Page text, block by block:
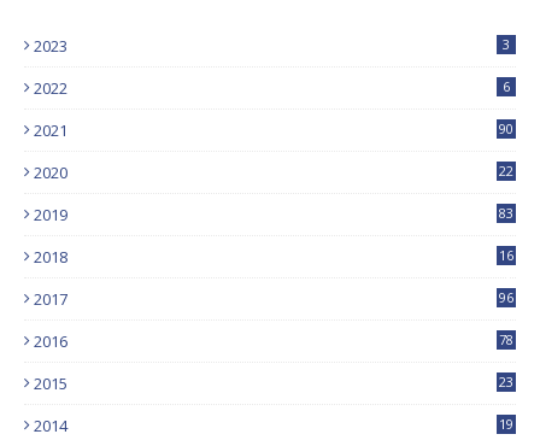
2023 3
2022 6
2021 90
2020
22
2019
83
2018
16
2017
96
2016
78
2015 23
2014 19